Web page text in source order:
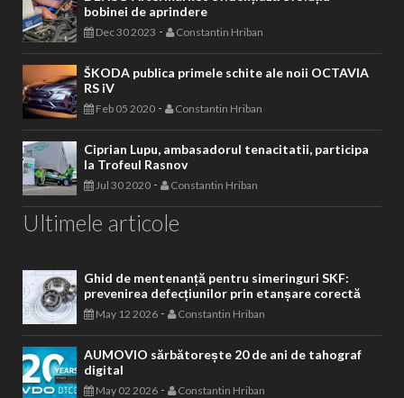
bobinei de aprindere
Dec 30 2023 - Constantin Hriban
ŠKODA publica primele schite ale noii OCTAVIA
RS iV
Feb 05 2020 - Constantin Hriban
Ciprian Lupu, ambasadorul tenacitatii, participa
la Trofeul Rasnov
Jul 30 2020 - Constantin Hriban
Ultimele articole
Ghid de mentenanță pentru simeringuri SKF:
prevenirea defecțiunilor prin etanșare corectă
May 12 2026 - Constantin Hriban
AUMOVIO sărbătorește 20 de ani de tahograf
digital
May 02 2026 - Constantin Hriban